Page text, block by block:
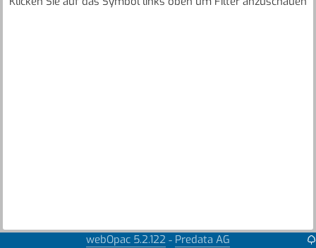
webOpac 5.2.122 - Predata AG